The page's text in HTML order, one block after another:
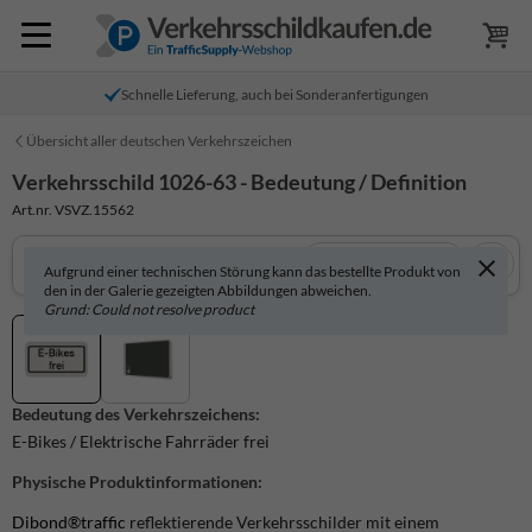
Schnelle Lieferung, auch bei Sonderanfertigungen
Übersicht aller deutschen Verkehrszeichen
Verkehrsschild 1026-63 - Bedeutung / Definition
Art.nr. VSVZ.15562
Aufgrund einer technischen Störung kann das bestellte Produkt von
den in der Galerie gezeigten Abbildungen abweichen.
Grund: Could not resolve product
In 3D anzeigen
Bedeutung des Verkehrszeichens:
E-Bikes / Elektrische Fahrräder frei
Physische Produktinformationen:
Dibond®traffic reflektierende Verkehrsschilder mit einem